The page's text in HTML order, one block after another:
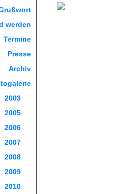
werden
Termine
Presse
Archiv
2003
2005
2006
2007
2008
2009
2010